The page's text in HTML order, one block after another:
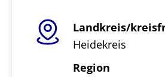
Landkreis/
Heidekreis
Region